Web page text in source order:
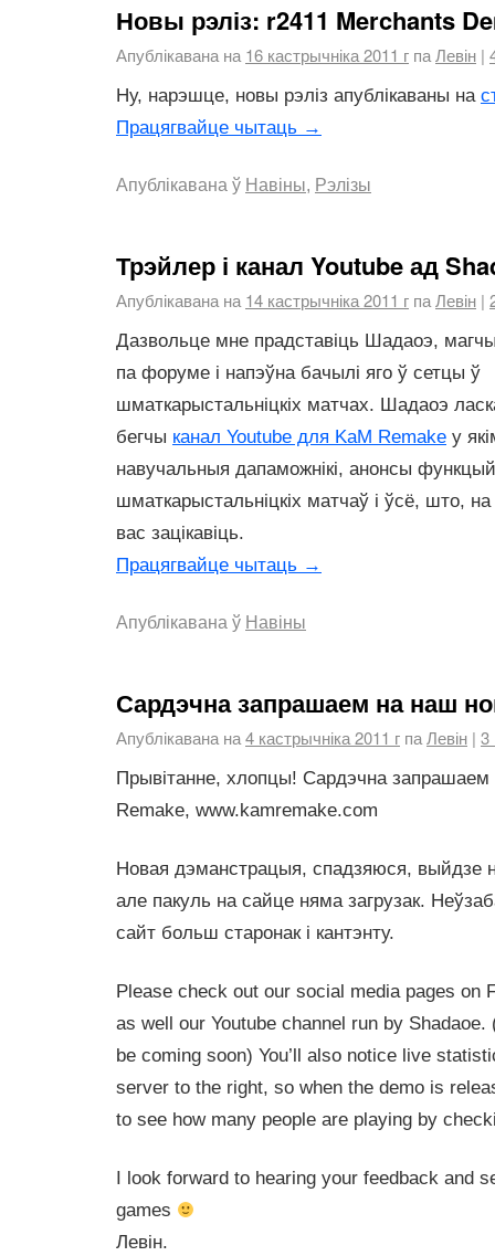
Новы рэліз: r2411 Merchants
Апублікавана на 16 кастрычніка 2011 г па Левін |
Ну, нарэшце, новы рэліз апублікаваны на
Працягвайце чытаць →
Апублікавана ў Навіны Рэлізы
Трэйлер і канал Youtube ад
Апублікавана на 14 кастрычніка 2011 г па Левін |
Дазвольце мне прадставіць Шадаоэ,
па форуме і напэўна бачылі яго ў сетцы ў
шматкарыстальніцкіх матчах. Шадаоэ
бегчы канал Youtube для KaM Remake у
навучальныя дапаможнікі, анонсы
шматкарыстальніцкіх матчаў і ўсё, што,
вас зацікавіць.
Працягвайце чытаць →
Апублікавана ў Навіны
Сардэчна запрашаем на наш
Апублікавана на4 кастрычніка 2011 г паЛевін | 3
Прывітанне, хлопцы! Сардэчна
Remake, www.kamremake.com
Новая дэманстрацыя, спадзяюся, выйдзе
але пакуль на сайце няма загрузак.
сайт больш старонак і кантэнту.
Please check out our social media pages on
as well our Youtube channel run by
be coming soon) You’ll also notice live
server to the right, so when the demo is
to see how many people are playing by
I look forward to hearing your feedback and
games
Левін.